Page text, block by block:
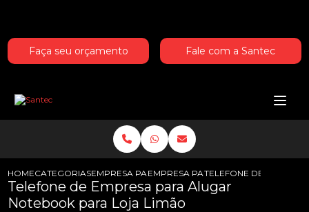
Faça seu orçamento Fale com a Santec
HOMECATEGORIASEMPRESA PARA ALUGAR NOTEBOOKS
EMPRESA PARA ALUGAR
TELEFONE DE
Telefone de Empresa para Alugar
Notebook para Loja Limão